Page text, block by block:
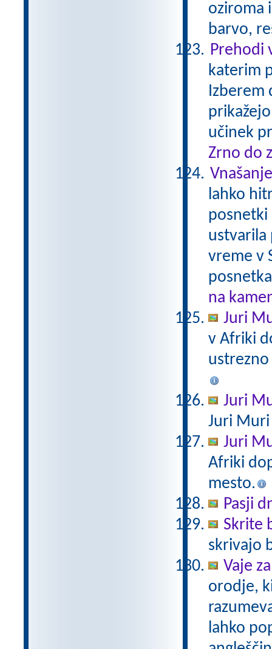
oziroma
barvo,
Prehodi
katerim
Izberem
učinek
Zrno do
lahko
posnetki
ustvarila
vreme v
na
Juri
v Afriki
Juri
Juri
Juri
Afriki
mesto.
Pasji
Skrite
skrivajo
Vaje
orodje,
lahko